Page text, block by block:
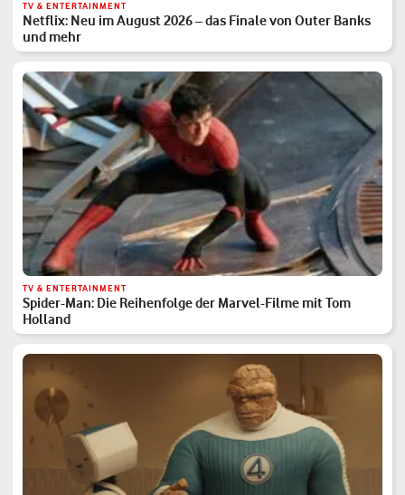
TV & ENTERTAINMENT
Netflix: Neu im August 2026 – das Finale von Outer Banks
und mehr
TV & ENTERTAINMENT
Spider-Man: Die Reihenfolge der Marvel-Filme mit Tom
Holland